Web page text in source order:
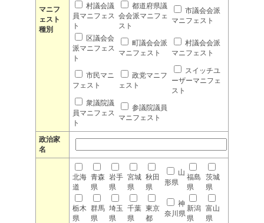
マニフ
ェスト
種別
村議会議
員マニフェス
ト
都道府県議
会会派マニフェ
スト
市議会会派
マニフェスト
区議会会
派マニフェス
ト
町議会会派
マニフェスト
村議会会派
マニフェスト
市民マニ
フェスト
政党マニフ
ェスト
スイッチユ
ーザーマニフェ
スト
衆議院議
員マニフェス
ト
参議院議員
マニフェスト
政治家
名
北海
道
青森
県
岩手
県
宮城
県
秋田
県
山
形県
福島
県
茨城
県
栃木
県
群馬
県
埼玉
県
千葉
県
東京
都
神
奈川県
新潟
県
富山
県